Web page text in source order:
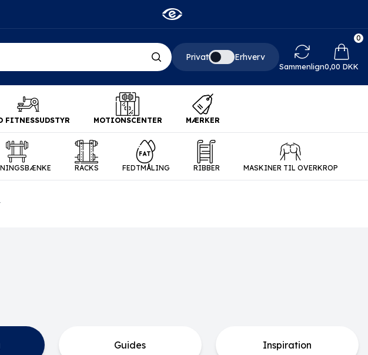
Privat Erhverv
Sammenlign
0
0,00 DKK
FITNESSUDSTYR MOTIONSCENTER MÆRKER
RACKS FEDTMÅLING RIBBER MASKINER TIL OVERKROP
Guides Inspiration